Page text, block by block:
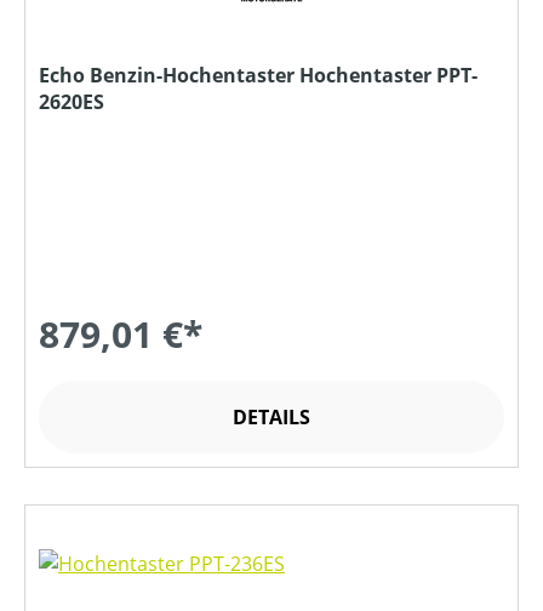
Echo Benzin-Hochentaster Hochentaster PPT-
2620ES
879,01 €*
DETAILS